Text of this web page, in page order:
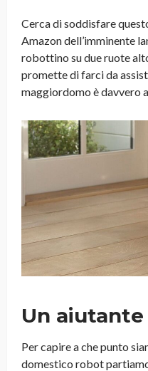
Cerca di soddisfare
Amazon dell’imminente
robottino su due ruote
promette di farci da
maggiordomo è davvero
Un aiutante
Per capire a che punto
domestico robot